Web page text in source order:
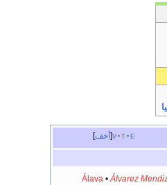
أخف v t e
Álava • Álvarez